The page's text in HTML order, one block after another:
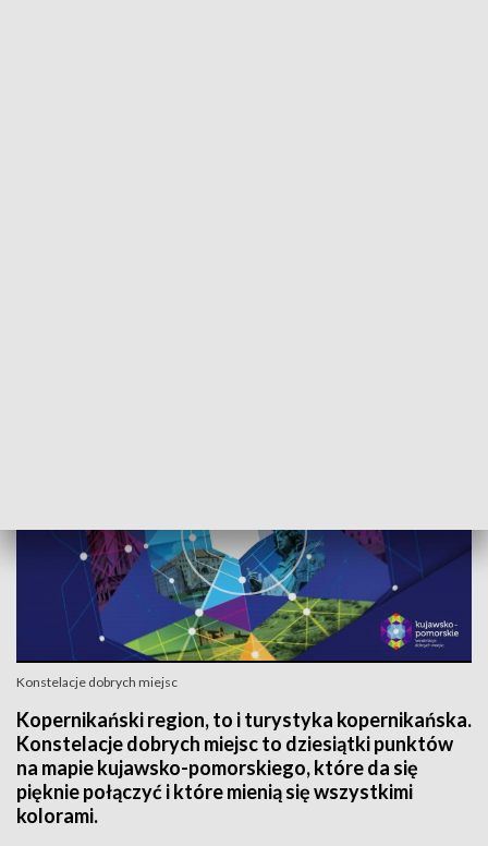
Konstelacje dobrych miejsc
Kopernikański region, to i turystyka kopernikańska.
Konstelacje dobrych miejsc to dziesiątki punktów
na mapie kujawsko-pomorskiego, które da się
pięknie połączyć i które mienią się wszystkimi
kolorami.